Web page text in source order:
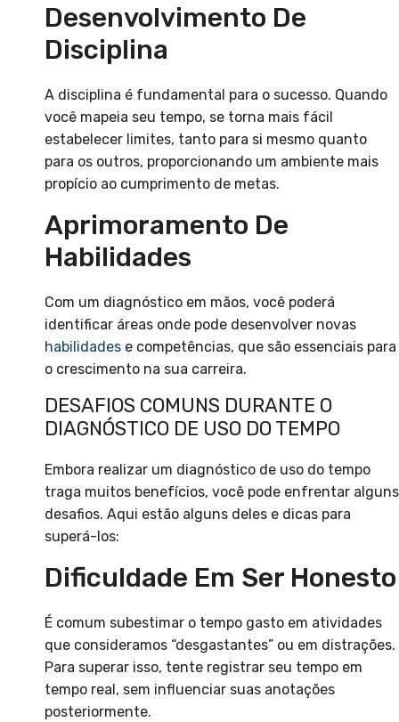
Desenvolvimento De
Disciplina
A disciplina é fundamental para o sucesso. Quando
você mapeia seu tempo, se torna mais fácil
estabelecer limites, tanto para si mesmo quanto
para os outros, proporcionando um ambiente mais
propício ao cumprimento de metas.
Aprimoramento De
Habilidades
Com um diagnóstico em mãos, você poderá
identificar áreas onde pode desenvolver novas
habilidades e competências, que são essenciais para
o crescimento na sua carreira.
DESAFIOS COMUNS DURANTE O
DIAGNÓSTICO DE USO DO TEMPO
Embora realizar um diagnóstico de uso do tempo
traga muitos benefícios, você pode enfrentar alguns
desafios. Aqui estão alguns deles e dicas para
superá-los:
Dificuldade Em Ser Honesto
É comum subestimar o tempo gasto em atividades
que consideramos “desgastantes” ou em distrações.
Para superar isso, tente registrar seu tempo em
tempo real, sem influenciar suas anotações
posteriormente.